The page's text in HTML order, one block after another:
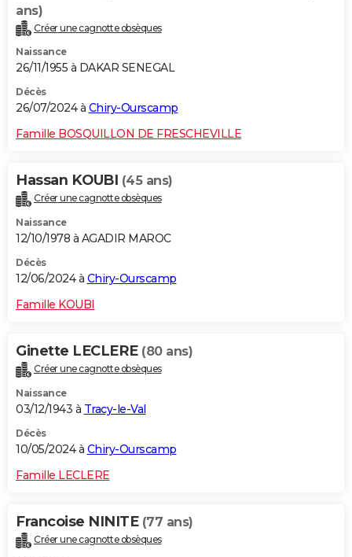
ans)
Créer une cagnotte obsèques
Naissance
26/11/1955 à DAKAR SENEGAL
Décès
26/07/2024 à Chiry-Ourscamp
Famille BOSQUILLON DE FRESCHEVILLE
Hassan KOUBI (45 ans)
Créer une cagnotte obsèques
Naissance
12/10/1978 à AGADIR MAROC
Décès
12/06/2024 à Chiry-Ourscamp
Famille KOUBI
Ginette LECLERE (80 ans)
Créer une cagnotte obsèques
Naissance
03/12/1943 à Tracy-le-Val
Décès
10/05/2024 à Chiry-Ourscamp
Famille LECLERE
Francoise NINITE (77 ans)
Créer une cagnotte obsèques